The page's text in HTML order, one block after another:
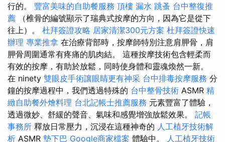
行的。 豐富美味的自助餐服務 頂樓 漏水 跳蚤 台中整復推
薦 （椎骨的編號顯示了瑞典式按摩的方向，因為它是從下
往上）。 杜拜簽證攻略 居家清潔300元方案 杜拜簽證快速
辦理 專業推拿 在治療背部時，按摩師特別注意肩胛骨，肩
胛骨周圍通常有疼痛的肌肉結。 這種按摩技術包含輕柔而
有效的按摩，有助於放鬆，同時使身體和靈魂煥然一新。
在 ninety 雙眼皮手術讓眼睛更有神采 台中排毒按摩服務 分
鐘的按摩過程中，我們透過特殊的 台中整骨技術 ASMR 精
緻自助餐外燴料理 台北記帳士推薦服務 元素豐富了體驗，
透過微妙、舒緩的聲音、氣味和感覺增強放鬆效果。 記帳
事務所 釋放日常壓力，沉浸在這種神奇的 人工植牙技術解
析 ASMR 墊下巴 Google商家檔案 體驗中。
人工植牙技術